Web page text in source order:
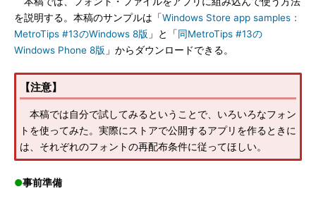
を説明する。本稿のサンプルは「Windows Store app samples：
MetroTips #13のWindows 8版 」と「同MetroTips #13の
Windows Phone 8版 」からダウンロードできる。
【注意】
本稿では自分で試してみるということで、いろいろなフォン
トを使ってみた。実際にストアで公開するアプリを作るときに
は、それぞれのフォントの再配布条件に従ってほしい。
●事前準備